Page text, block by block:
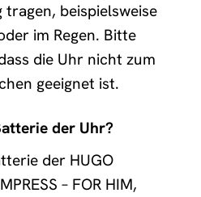
beispielsweise
im Regen. Bitte
die Uhr nicht zum
geeignet ist.
der Uhr?
der HUGO
– FOR HIM,